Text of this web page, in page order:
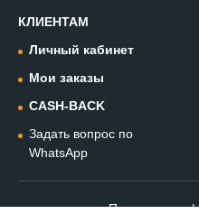
КЛИЕНТАМ
Личный кабинет
Мои заказы
CASH-BACK
Задать вопрос по
WhatsApp
Политика